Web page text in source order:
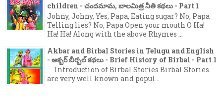
children - చందమామ, బాలమిత్ర నీతి కథలు - Part 1
Johny, Johny, Yes, Papa, Eating sugar? No, Papa
Telling lies? No, Papa Open your mouth O Ha!
Ha! Ha! Along with the above Rhymes ...
Akbar and Birbal Stories in Telugu and English
- అక్బర్ బీర్బల్ కథలు - Brief History of Birbal - Part 1
Introduction of Birbal Stories Birbal Stories
are very well known and popul...